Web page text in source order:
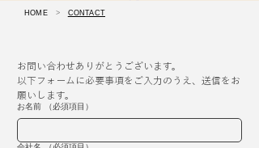
HOME > CONTACT
お問い合わせありがとうございます。
以下フォームに必要事項をご入力のうえ、送信をお
願いします。
お名前 （必須項目）